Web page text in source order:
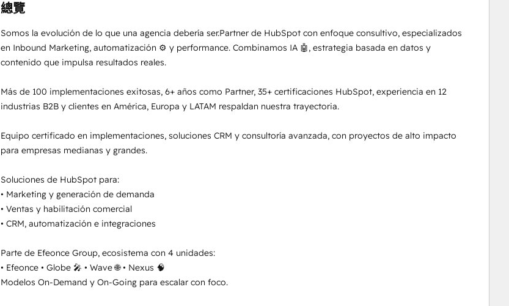
總覽
Somos la evolución de lo que una agencia debería ser.Partner de HubSpot con enfoque consultivo, especializados
en Inbound Marketing, automatización ⚙️ y performance. Combinamos IA 🤖, estrategia basada en datos y
contenido que impulsa resultados reales.
Más de 100 implementaciones exitosas, 6+ años como Partner, 35+ certificaciones HubSpot, experiencia en 12
industrias B2B y clientes en América, Europa y LATAM respaldan nuestra trayectoria.
Equipo certificado en implementaciones, soluciones CRM y consultoría avanzada, con proyectos de alto impacto
para empresas medianas y grandes.
Soluciones de HubSpot para:
• Marketing y generación de demanda
• Ventas y habilitación comercial
• CRM, automatización e integraciones
Parte de Efeonce Group, ecosistema con 4 unidades:
• Efeonce • Globe 🎤 • Wave 🌐 • Nexus 🧠
Modelos On-Demand y On-Going para escalar con foco.